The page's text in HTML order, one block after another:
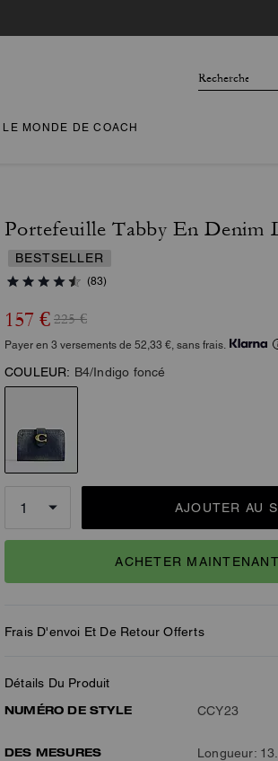
LE MONDE DE COACH
Portefeuille Tabby En Denim
BESTSELLER
(83)
157 € 225 €
Payer en 3 versements de 52,33 €, sans frais.
COULEUR: B4/Indigo foncé
AJOUTER AU
ACHETER MAINTENANT
Frais D'envoi Et De Retour Offerts
Détails Du Produit
NUMÉRO DE STYLE
CCY23
DES MESURES
Longueur: